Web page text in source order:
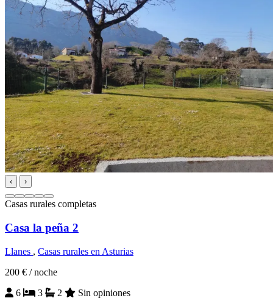
‹ ›
Casas rurales completas
Casa la peña 2
Llanes , Casas rurales en Asturias
200 € / noche
6
3 2 Sin opiniones